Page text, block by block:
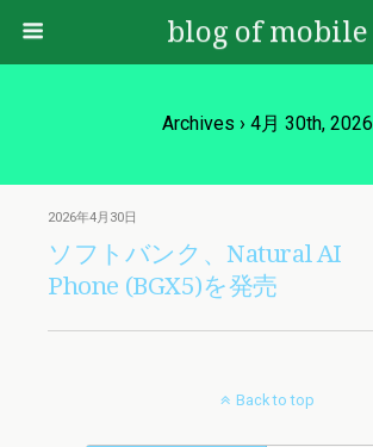
blog of mobile
Archives › 4月 30th, 2026
2026年4月30日
ソフトバンク、Natural AI
Phone (BGX5)を発売
Back to top